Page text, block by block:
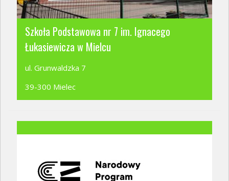
Szkoła Podstawowa nr 7 im. Ignacego
Łukasiewicza w Mielcu
ul. Grunwaldzka 7
39-300 Mielec